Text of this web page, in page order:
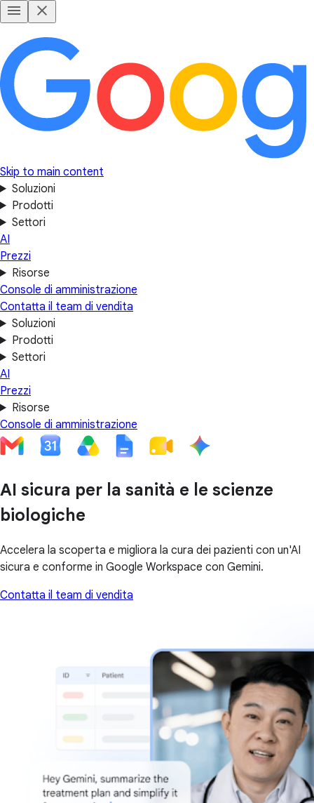
Skip to main content
Soluzioni
Prodotti
Settori
AI
Prezzi
Risorse
Console di amministrazione
Contatta il team di vendita
Soluzioni
Prodotti
Settori
AI
Prezzi
Risorse
Console di amministrazione
AI sicura per la sanità e le scienze
biologiche
Accelera la scoperta e migliora la cura dei pazienti con un'AI
sicura e conforme in Google Workspace con Gemini.
Contatta il team di vendita